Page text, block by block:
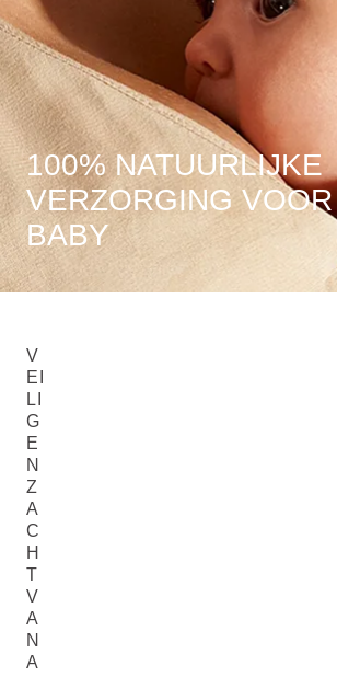
100% NATUURLIJKE
VERZORGING
BABY
V
EI
LI
G
E
N
Z
A
C
H
T
V
A
N
A